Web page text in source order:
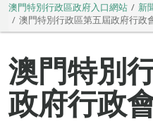
澳門特別行政區政府入口網站
新
澳門特別行政區第五屆政府行政
澳門特別
政府行政